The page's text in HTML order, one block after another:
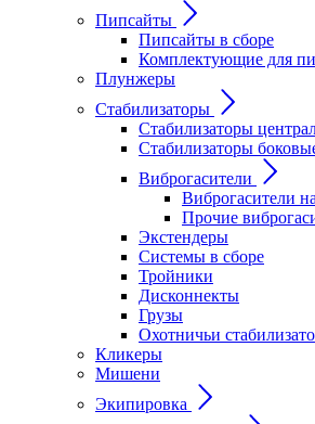
Пипсайты
Пипсайты в сборе
Комплектующие для
Плунжеры
Стабилизаторы
Стабилизаторы
Стабилизаторы
Виброгасители
Виброгасители
Прочие
Экстендеры
Системы в сборе
Тройники
Дисконнекты
Грузы
Охотничьи
Кликеры
Мишени
Экипировка